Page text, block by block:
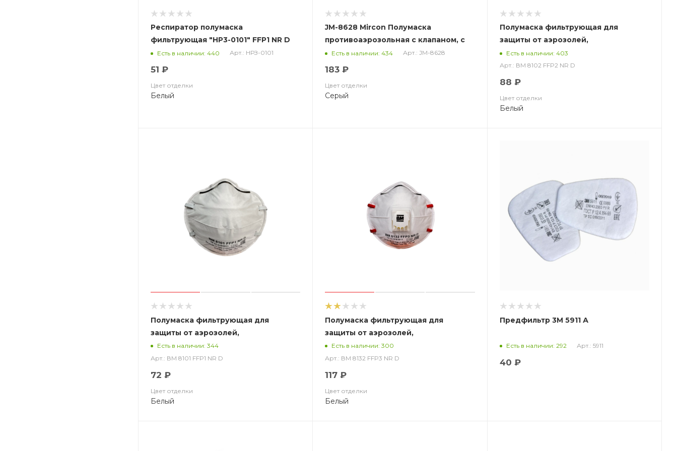
Респиратор полумаска
фильтрующая "НР3-0101" FFP1 NR D
Есть в наличии: 440 Арт.: НРЗ-0101
51 ₽
Цвет отделки
Белый
JM-8628 Mircon Полумаска
противоаэрозольная с клапаном, с
угольным слоем, чашеобразная,
класс защиты FFP2 NR D, в упаковке
Есть в наличии: 434 Арт.: JM-8628
183 ₽
Цвет отделки
Серый
Полумаска фильтрующая для
защиты от аэрозолей,
чашеобразная, без клапана выдоха
ВМ 8102 FFP2 NR D
Есть в наличии: 403
Арт.: ВМ 8102 FFP2 NR D
88 ₽
Цвет отделки
Белый
Полумаска фильтрующая для
защиты от аэрозолей,
чашеобразная, без клапана выдоха
ВМ 8101 FFP1 NR D
Есть в наличии: 344
Арт.: ВМ 8101 FFP1 NR D
72 ₽
Цвет отделки
Белый
Полумаска фильтрующая для
защиты от аэрозолей,
чашеобразная, с клапаном выдоха
ВМ 8132 FFP3 NR D
Есть в наличии: 300
Арт.: ВМ 8132 FFP3 NR D
117 ₽
Цвет отделки
Белый
Предфильтр 3М 5911 А
Есть в наличии: 292 Арт.: 5911
40 ₽